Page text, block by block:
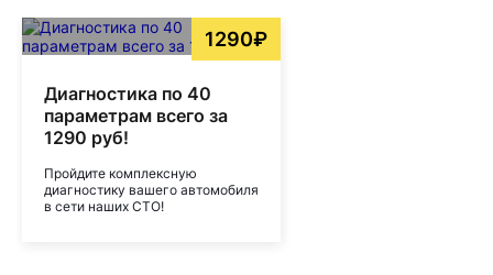
1290₽
Диагностика по 40
параметрам всего за
1290 руб!
Пройдите комплексную
диагностику вашего автомобиля
в сети наших СТО!